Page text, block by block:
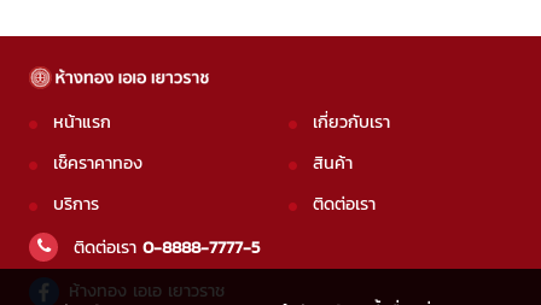
หน้าแรก
เช็คราคาทอง
บริการ
เกี่ยวกับเรา
สินค้า
ติดต่อเรา
ติดต่อเรา 0-8888-7777-5
ห้างทอง เอเอ เยาวราช